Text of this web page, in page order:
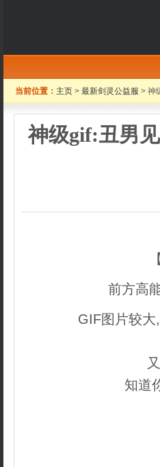
当前位置： 主页 > 最新剑灵公益服 > 神
神级gif:丑男
前方高
GIF图片较
知道